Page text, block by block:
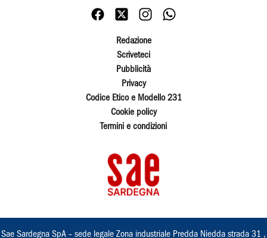
Redazione
Scriveteci
Pubblicità
Privacy
Codice Etico e Modello 231
Cookie policy
Termini e condizioni
Sae Sardegna SpA – sede legale Zona industriale Predda Niedda strada 31 ,